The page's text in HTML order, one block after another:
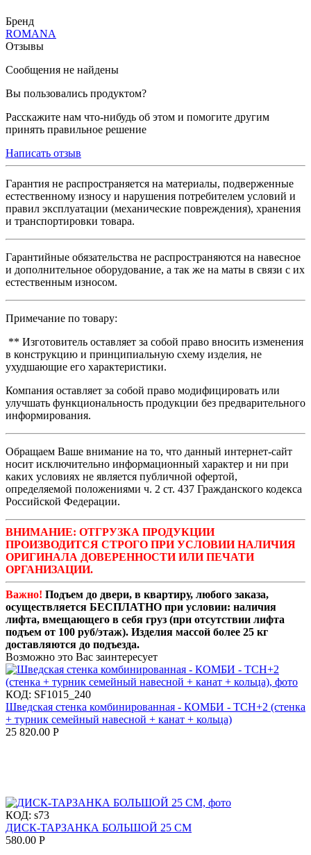
Бренд
ROMANA
Отзывы
Сообщения не найдены
Вы пользовались продуктом?
Расскажите нам что-нибудь об этом и помогите другим
принять правильное решение
Написать отзыв
Гарантия не распространяется на материалы, подверженные
естественному износу и нарушения потребителем условий и
правил эксплуатации (механические повреждения), хранения
и транспортировки товара.
Гарантийные обязательства не распространяются на навесное
и дополнительное оборудование, а так же на маты в связи с их
естественным износом.
Примечание по товару:
** Изготовитель оставляет за собой право вносить изменения
в конструкцию и принципиальную схему изделия, не
ухудшающие его характеристики.
Компания оставляет за собой право модифицировать или
улучшать функциональность продукции без предварительного
информирования.
Обращаем Ваше внимание на то, что данный интернет-сайт
носит исключительно информационный характер и ни при
каких условиях не является публичной офертой,
определяемой положениями ч. 2 ст. 437 Гражданского кодекса
Российской Федерации.
ВНИМАНИЕ: ОТГРУЗКА ПРОДУКЦИИ
ПРОИЗВОДИТСЯ СТРОГО ПРИ УСЛОВИИ НАЛИЧИЯ
ОРИГИНАЛА ДОВЕРЕННОСТИ ИЛИ ПЕЧАТИ
ОРГАНИЗАЦИИ.
Важно! Подъем до двери, в квартиру, любого заказа,
осуществляется БЕСПЛАТНО при условии: наличия
лифта, вмещающего в себя груз (при отсутствии лифта
подъем от 100 руб/этаж). Изделия массой более 25 кг
доставляются до подъезда.
Возможно это Вас заинтересует
КОД: SF1015_240
Шведская стенка комбинированная - КОМБИ - ТСН+2 (стенка
+ турник семейный навесной + канат + кольца)
25 820.00 Р
КОД: s73
ДИСК-ТАРЗАНКА БОЛЬШОЙ 25 СМ
580.00 Р